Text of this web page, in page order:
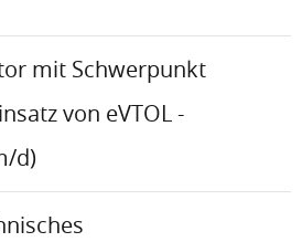
mit Schwerpunkt
von eVTOL -
d)